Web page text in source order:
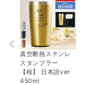
真空断熱ステンレ
スタンブラー
【桜】 日本語ver
450ml